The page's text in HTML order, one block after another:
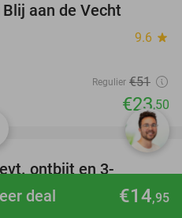
€14,95
deal
aan de Vecht
9.6 star
Regulier €51
€23,50
favorite_border
ontbijt en 3-
Hotels